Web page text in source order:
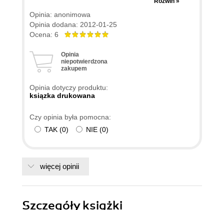
polecam komuś, kto chce napisać "Hello world"
i/lub zaliczyć pierwszy semestr programowania.
Ale moim zdaniem "must have" dla każdego, kto
Opinia: anonimowa
Opinia dodana: 2012-01-25
Ocena: 6
Opinia
niepotwierdzona
zakupem
Opinia dotyczy produktu:
ksiązka drukowana
Czy opinia była pomocna:
TAK (0) NIE (0)
więcej opinii
Szczegółyksiążki